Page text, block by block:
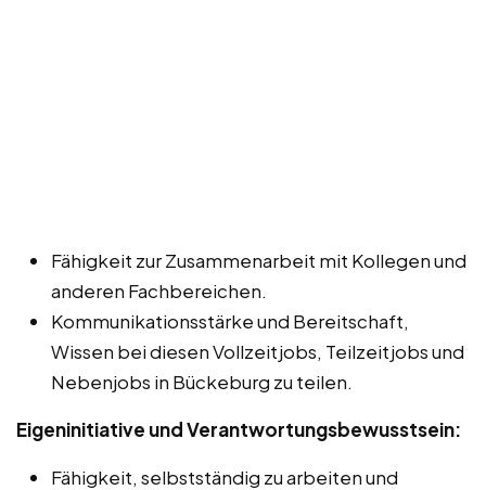
Fähigkeit zur Zusammenarbeit mit Kollegen und
anderen Fachbereichen.
Kommunikationsstärke und Bereitschaft,
Wissen bei diesen Vollzeitjobs, Teilzeitjobs und
Nebenjobs in Bückeburg zu teilen.
Eigeninitiative und Verantwortungsbewusstsein:
Fähigkeit, selbstständig zu arbeiten und